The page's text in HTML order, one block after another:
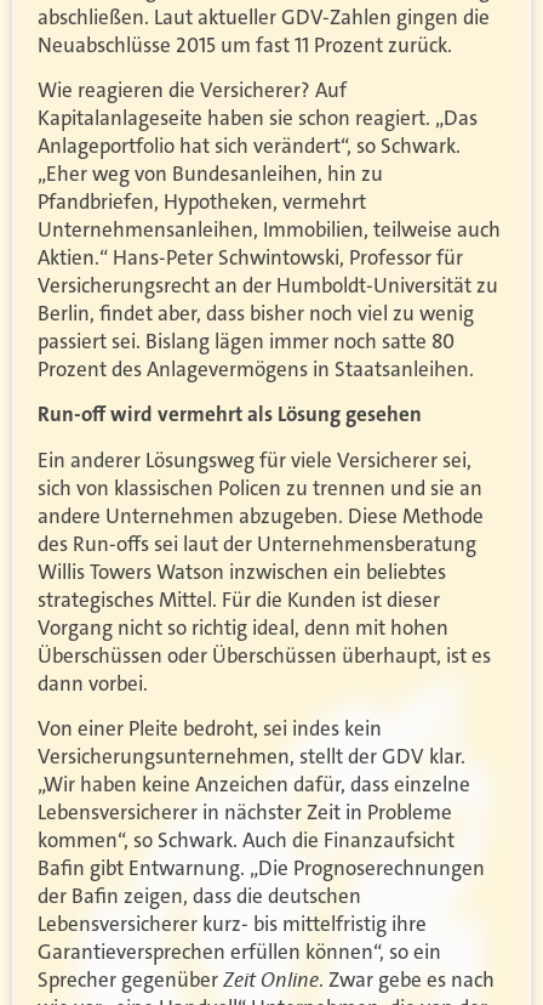
abschließen. Laut aktueller GDV-Zahlen gingen die
Neuabschlüsse 2015 um fast 11 Prozent zurück.
Wie reagieren die Versicherer? Auf
Kapitalanlageseite haben sie schon reagiert. „Das
Anlageportfolio hat sich verändert“, so Schwark.
„Eher weg von Bundesanleihen, hin zu
Pfandbriefen, Hypotheken, vermehrt
Unternehmensanleihen, Immobilien, teilweise auch
Aktien.“ Hans-Peter Schwintowski, Professor für
Versicherungsrecht an der Humboldt-Universität zu
Berlin, findet aber, dass bisher noch viel zu wenig
passiert sei. Bislang lägen immer noch satte 80
Prozent des Anlagevermögens in Staatsanleihen.
Run-off wird vermehrt als Lösung gesehen
Ein anderer Lösungsweg für viele Versicherer sei,
sich von klassischen Policen zu trennen und sie an
andere Unternehmen abzugeben. Diese Methode
des Run-offs sei laut der Unternehmensberatung
Willis Towers Watson inzwischen ein beliebtes
strategisches Mittel. Für die Kunden ist dieser
Vorgang nicht so richtig ideal, denn mit hohen
Überschüssen oder Überschüssen überhaupt, ist es
dann vorbei.
Von einer Pleite bedroht, sei indes kein
Versicherungsunternehmen, stellt der GDV klar.
„Wir haben keine Anzeichen dafür, dass einzelne
Lebensversicherer in nächster Zeit in Probleme
kommen“, so Schwark. Auch die Finanzaufsicht
Bafin gibt Entwarnung. „Die Prognoserechnungen
der Bafin zeigen, dass die deutschen
Lebensversicherer kurz- bis mittelfristig ihre
Garantieversprechen erfüllen können“, so ein
Sprecher gegenüberZeit Online. Zwar gebe es nach